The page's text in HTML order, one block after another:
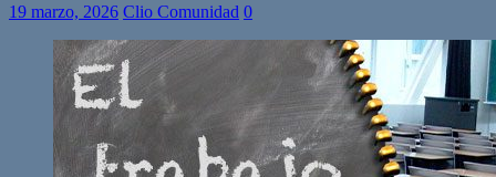
19 marzo, 2026 Clio Comunidad 0